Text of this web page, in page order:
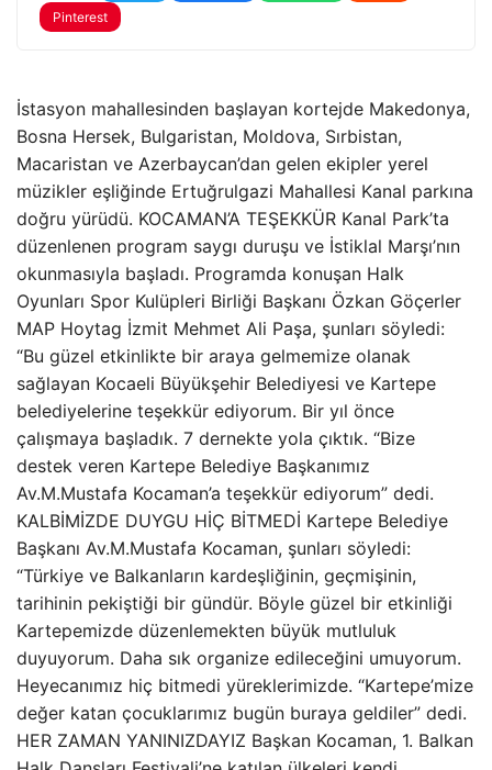
Pinterest
İstasyon mahallesinden başlayan kortejde Makedonya,
Bosna Hersek, Bulgaristan, Moldova, Sırbistan,
Macaristan ve Azerbaycan’dan gelen ekipler yerel
müzikler eşliğinde Ertuğrulgazi Mahallesi Kanal parkına
doğru yürüdü. KOCAMAN’A TEŞEKKÜR Kanal Park’ta
düzenlenen program saygı duruşu ve İstiklal Marşı’nın
okunmasıyla başladı. Programda konuşan Halk
Oyunları Spor Kulüpleri Birliği Başkanı Özkan Göçerler
MAP Hoytag İzmit Mehmet Ali Paşa, şunları söyledi:
“Bu güzel etkinlikte bir araya gelmemize olanak
sağlayan Kocaeli Büyükşehir Belediyesi ve Kartepe
belediyelerine teşekkür ediyorum. Bir yıl önce
çalışmaya başladık. 7 dernekte yola çıktık. “Bize
destek veren Kartepe Belediye Başkanımız
Av.M.Mustafa Kocaman’a teşekkür ediyorum” dedi.
KALBİMİZDE DUYGU HİÇ BİTMEDİ Kartepe Belediye
Başkanı Av.M.Mustafa Kocaman, şunları söyledi:
“Türkiye ve Balkanların kardeşliğinin, geçmişinin,
tarihinin pekiştiği bir gündür. Böyle güzel bir etkinliği
Kartepemizde düzenlemekten büyük mutluluk
duyuyorum. Daha sık organize edileceğini umuyorum.
Heyecanımız hiç bitmedi yüreklerimizde. “Kartepe’mize
değer katan çocuklarımız bugün buraya geldiler” dedi.
HER ZAMAN YANINIZDAYIZ Başkan Kocaman, 1. Balkan